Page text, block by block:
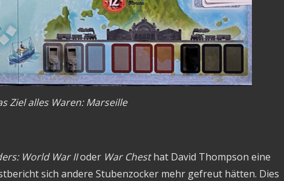
Ziel alles Waren: Marseille
World War IIoder War Chesthat David Thompson eine
sich andere Stubenzocker mehr gefreut hätten. Dies